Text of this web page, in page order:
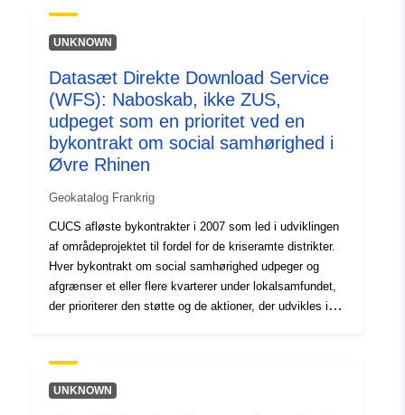
byområde (ZUS), hvis perimeter svarer til den
lovbestemte omkreds af ZUS, eller,- distrikter, der ikke
hver CUCS (omkredsen af CUCS ikke-ZUS distrikter har
intet juridisk, men kontraktmæssigt grundlag).Disse data
indeholder udelukkende ikke-ZUS kvarterer, der er
udpeget som prioritet af en CUCS, der er blevet
underskrevet. De andre CUCS-kvarterer (CUCS-
distrikter uden for ZUS i det tidligere CUCS) er ikke
UNKNOWN
Datasæt Direkte Download Service
(WFS): Naboskab, ikke ZUS,
udpeget som en prioritet ved en
bykontrakt om social samhørighed i
Øvre Rhinen
Geokatalog Frankrig
CUCS afløste bykontrakter i 2007 som led i udviklingen
af områdeprojektet til fordel for de kriseramte distrikter.
Hver bykontrakt om social samhørighed udpeger og
afgrænser et eller flere kvarterer under lokalsamfundet,
der prioriterer den støtte og de aktioner, der udvikles i
byområde (ZUS), hvis perimeter svarer til den
lovbestemte omkreds af ZUS, eller,- distrikter, der ikke
UNKNOWN